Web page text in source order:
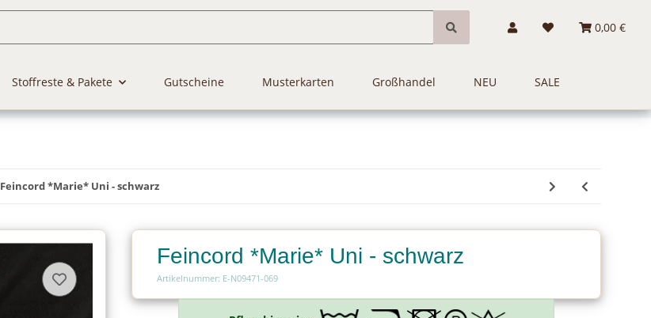
0,00 €
Stoffreste & Pakete Gutscheine Musterkarten Großhandel NEU SALE
Feincord *Marie* Uni - schwarz
Feincord *Marie* Uni - schwarz
Artikelnummer: E-N09471-069